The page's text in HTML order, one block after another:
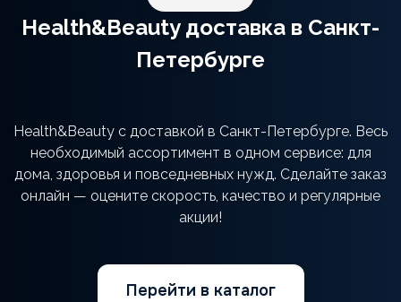
Health&Beauty доставка в Санкт-
Петербурге
Health&Beauty с доставкой в Санкт-Петербурге. Весь
необходимый ассортимент в одном сервисе: для
дома, здоровья и повседневных нужд. Сделайте заказ
онлайн — оцените скорость, качество и регулярные
акции!
Перейти в каталог